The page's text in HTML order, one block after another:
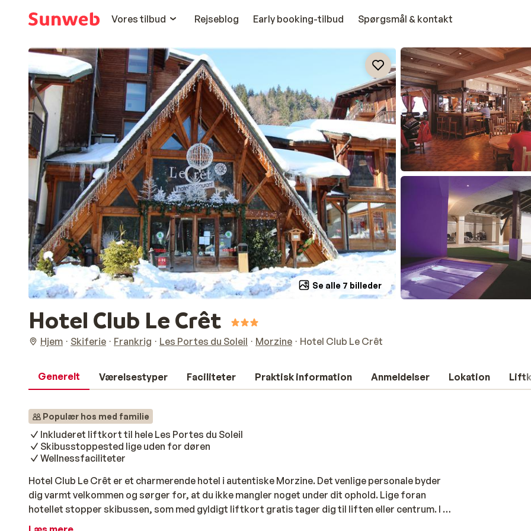
Vores tilbud
Rejseblog Early booking-tilbud Spørgsmål & kontakt
Se alle 7 billeder
Hotel Club Le Crêt
Hjem Skiferie Frankrig Les Portes du Soleil Morzine Hotel Club Le Crêt
Generelt Værelsestyper Faciliteter Praktisk information Anmeldelser Lokation
Populær hos med familie
Inkluderet liftkort til hele Les Portes du Soleil
Skibusstoppested lige uden for døren
Wellnessfaciliteter
Hotel Club Le Crêt er et charmerende hotel i autentiske Morzine. Det venlige personale byder
dig varmt velkommen og sørger for, at du ikke mangler noget under dit ophold. Lige foran
hotellet stopper skibussen, som med gyldigt liftkort gratis tager dig til liften eller centrum. I en
afstand af 500 meter finder du gondolen “Super Morzine”, og efter 800 meter står du i det